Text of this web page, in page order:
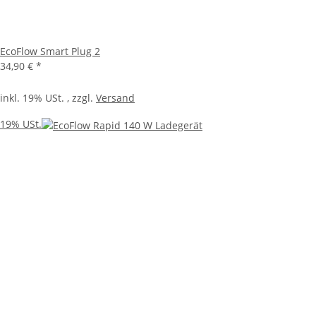
EcoFlow Smart Plug 2
34,90 € *
inkl. 19% USt. , zzgl. Versand
19% USt.